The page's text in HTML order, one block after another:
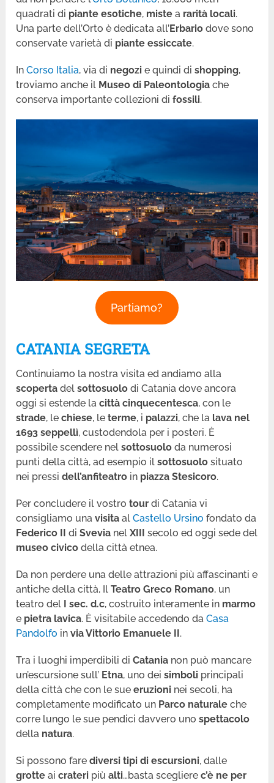
quadrati di piante esotiche, mistea rarità locali.
Una parte dell’Orto è dedicata all’Erbario dove sono
conservate varietà di piante essiccate.
InCorso Italia, via di negozie quindi dishopping,
troviamo anche il Museo di Paleontologia che
conserva importante collezioni difossili.
Partiamo?
CATANIA SEGRETA
Continuiamo la nostra visita ed andiamo alla
scopertadelsottosuolo di Catania dove ancora
oggi si estende lacittà cinquecentesca, con le
strade, lechiese, leterme, i palazzi, che la lava nel
1693 seppellì, custodendola per i posteri. È
possibile scendere nelsottosuoloda numerosi
punti della città, ad esempio ilsottosuolosituato
nei pressidell’anfiteatro in piazza Stesicoro.
Per concludere il vostrotourdi Catania vi
consigliamo unavisitaalCastello Ursino fondato da
Federico IIdiSvevia nelXIIIsecolo ed oggi sede del
museo civicodella città etnea.
Da non perdere una delle attrazioni più affascinanti e
antiche della città, IlTeatro Greco Romano, un
teatro del I sec. d.c, costruito interamente in marmo
e pietra lavica. È visitabile accedendo daCasa
Pandolfo invia Vittorio Emanuele II.
Tra i luoghi imperdibili diCatania non può mancare
un’escursione sull’ Etna, uno deisimboli principali
della città che con le sueeruzioni nei secoli, ha
completamente modificato un Parco naturale che
corre lungo le sue pendici davvero unospettacolo
della natura.
Si possono farediversi tipi di escursioni, dalle
grotteaicrateri piùalti…basta sceglierec’è ne per